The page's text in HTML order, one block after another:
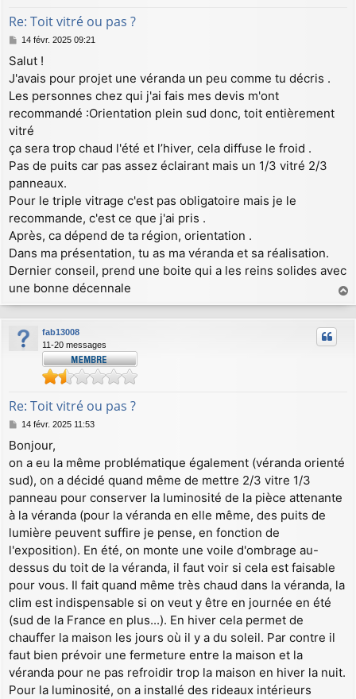
Re: Toit vitré ou pas ?
M
s
s
g
e
14 févr. 2025 09:21
Salut !
J'avais pour projet une véranda un peu comme tu décris .
Les personnes chez qui j'ai fais mes devis m'ont
recommandé :Orientation plein sud donc, toit entièrement
vitré
ça sera trop chaud l'été et l’hiver, cela diffuse le froid .
Pas de puits car pas assez éclairant mais un 1/3 vitré 2/3
panneaux.
Pour le triple vitrage c'est pas obligatoire mais je le
recommande, c'est ce que j'ai pris .
Après, ca dépend de ta région, orientation .
Dans ma présentation, tu as ma véranda et sa réalisation.
Dernier conseil, prend une boite qui a les reins solides avec
une bonne décennale
a
u
fab13008
11-20 messages
Re: Toit vitré ou pas ?
M
s
s
g
e
14 févr. 2025 11:53
Bonjour,
on a eu la même problématique également (véranda orienté
sud), on a décidé quand même de mettre 2/3 vitre 1/3
panneau pour conserver la luminosité de la pièce attenante
à la véranda (pour la véranda en elle même, des puits de
lumière peuvent suffire je pense, en fonction de
l'exposition). En été, on monte une voile d'ombrage au-
dessus du toit de la véranda, il faut voir si cela est faisable
pour vous. Il fait quand même très chaud dans la véranda, la
clim est indispensable si on veut y être en journée en été
(sud de la France en plus...). En hiver cela permet de
chauffer la maison les jours où il y a du soleil. Par contre il
faut bien prévoir une fermeture entre la maison et la
véranda pour ne pas refroidir trop la maison en hiver la nuit.
Pour la luminosité, on a installé des rideaux intérieurs